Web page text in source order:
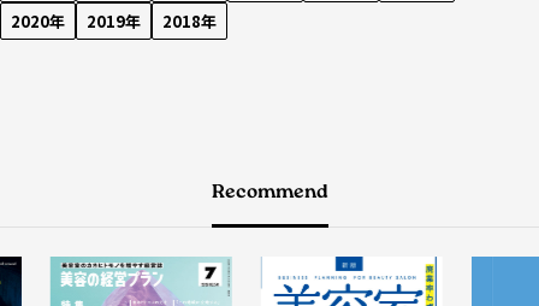
2020年
2019年 2018年
Recommend